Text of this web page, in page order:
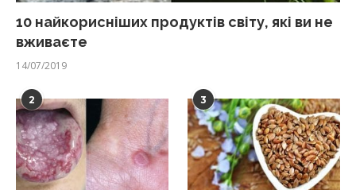
10 найкорисніших продуктів світу, які ви не
вживаєте
14/07/2019
2 3